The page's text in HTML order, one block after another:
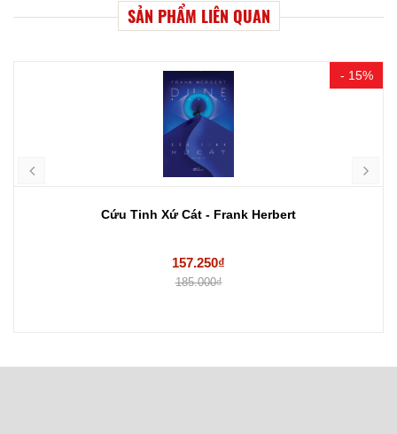
SẢN PHẨM LIÊN QUAN
- 15%
Cứu Tinh Xứ Cát - Frank Herbert
157.250₫
185.000₫